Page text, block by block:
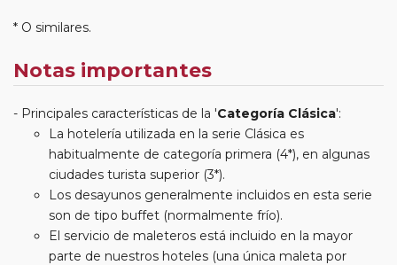
* O similares.
Notas importantes
Principales características de la 'Categoría Clásica':
La hotelería utilizada en la serie Clásica es
habitualmente de categoría primera (4*), en algunas
ciudades turista superior (3*).
Los desayunos generalmente incluidos en esta serie
son de tipo buffet (normalmente frío).
El servicio de maleteros está incluido en la mayor
parte de nuestros hoteles (una única maleta por